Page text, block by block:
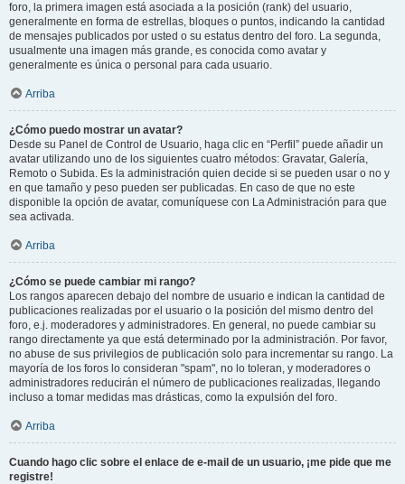
foro, la primera imagen está asociada a la posición (rank) del usuario,
generalmente en forma de estrellas, bloques o puntos, indicando la cantidad
de mensajes publicados por usted o su estatus dentro del foro. La segunda,
usualmente una imagen más grande, es conocida como avatar y
generalmente es única o personal para cada usuario.
Arriba
¿Cómo puedo mostrar un avatar?
Desde su Panel de Control de Usuario, haga clic en “Perfil” puede añadir un
avatar utilizando uno de los siguientes cuatro métodos: Gravatar, Galería,
Remoto o Subida. Es la administración quien decide si se pueden usar o no y
en que tamaño y peso pueden ser publicadas. En caso de que no este
disponible la opción de avatar, comuníquese con La Administración para que
sea activada.
Arriba
¿Cómo se puede cambiar mi rango?
Los rangos aparecen debajo del nombre de usuario e indican la cantidad de
publicaciones realizadas por el usuario o la posición del mismo dentro del
foro, e.j. moderadores y administradores. En general, no puede cambiar su
rango directamente ya que está determinado por la administración. Por favor,
no abuse de sus privilegios de publicación solo para incrementar su rango. La
mayoría de los foros lo consideran "spam", no lo toleran, y moderadores o
administradores reducirán el número de publicaciones realizadas, llegando
incluso a tomar medidas mas drásticas, como la expulsión del foro.
Arriba
Cuando hago clic sobre el enlace de e-mail de un usuario, ¡me pide que me
registre!